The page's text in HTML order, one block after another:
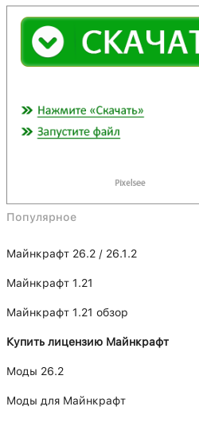
Популярное
Майнкрафт 26.2 / 26.1.2
Майнкрафт 1.21
Майнкрафт 1.21 обзор
Купить лицензию Майнкрафт
Моды 26.2
Моды для Майнкрафт